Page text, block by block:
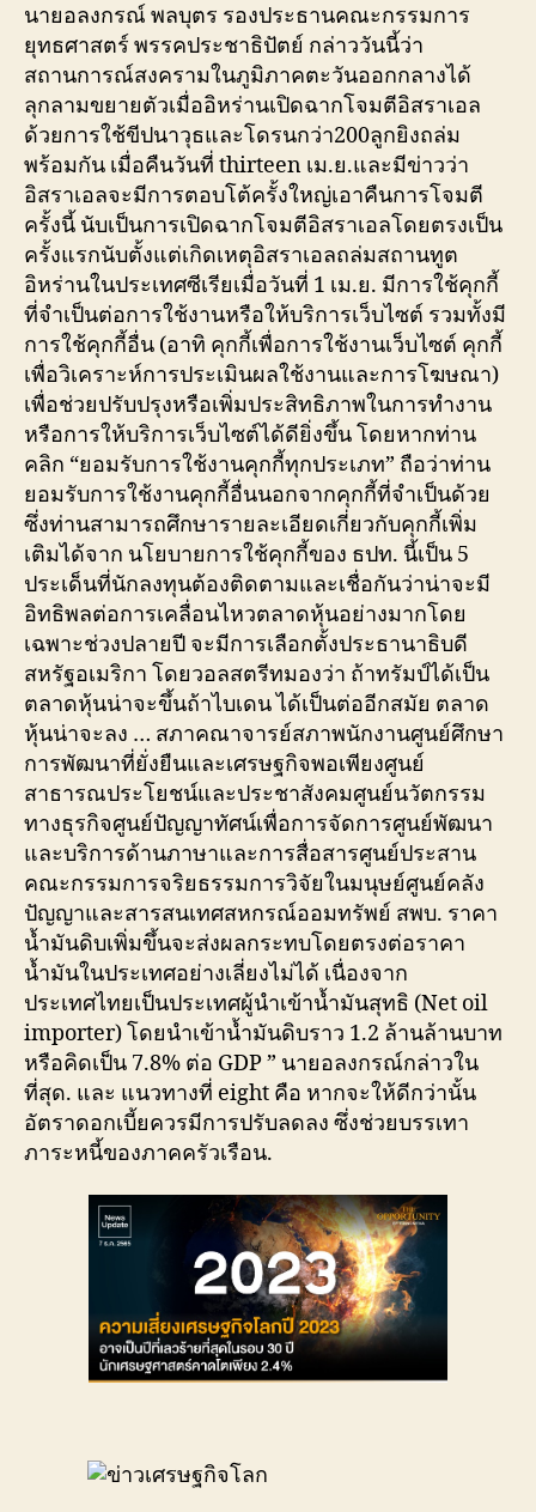
นายอลงกรณ์ พลบุตร รองประธานคณะกรรมการ
ยุทธศาสตร์ พรรคประชาธิปัตย์ กล่าววันนี้ว่า
สถานการณ์สงครามในภูมิภาคตะวันออกกลางได้
ลุกลามขยายตัวเมื่ออิหร่านเปิดฉากโจมตีอิสราเอล
ด้วยการใช้ขีปนาวุธและโดรนกว่า200ลูกยิงถล่ม
พร้อมกัน เมื่อคืนวันที่ thirteen เม.ย.และมีข่าวว่า
อิสราเอลจะมีการตอบโต้ครั้งใหญ่เอาคืนการโจมตี
ครั้งนี้ นับเป็นการเปิดฉากโจมตีอิสราเอลโดยตรงเป็น
ครั้งแรกนับตั้งแต่เกิดเหตุอิสราเอลถล่มสถานทูต
อิหร่านในประเทศซีเรียเมื่อวันที่ 1 เม.ย. มีการใช้คุกกี้
ที่จำเป็นต่อการใช้งานหรือให้บริการเว็บไซต์ รวมทั้งมี
การใช้คุกกี้อื่น (อาทิ คุกกี้เพื่อการใช้งานเว็บไซต์ คุกกี้
เพื่อวิเคราะห์การประเมินผลใช้งานและการโฆษณา)
เพื่อช่วยปรับปรุงหรือเพิ่มประสิทธิภาพในการทำงาน
หรือการให้บริการเว็บไซต์ได้ดียิ่งขึ้น โดยหากท่าน
คลิก “ยอมรับการใช้งานคุกกี้ทุกประเภท” ถือว่าท่าน
ยอมรับการใช้งานคุกกี้อื่นนอกจากคุกกี้ที่จำเป็นด้วย
ซึ่งท่านสามารถศึกษารายละเอียดเกี่ยวกับคุกกี้เพิ่ม
เติมได้จาก นโยบายการใช้คุกกี้ของ ธปท. นี้เป็น 5
ประเด็นที่นักลงทุนต้องติดตามและเชื่อกันว่าน่าจะมี
อิทธิพลต่อการเคลื่อนไหวตลาดหุ้นอย่างมากโดย
เฉพาะช่วงปลายปี จะมีการเลือกตั้งประธานาธิบดี
สหรัฐอเมริกา โดยวอลสตรีทมองว่า ถ้าทรัมป์ได้เป็น
ตลาดหุ้นน่าจะขึ้นถ้าไบเดน ได้เป็นต่ออีกสมัย ตลาด
หุ้นน่าจะลง … สภาคณาจารย์สภาพนักงานศูนย์ศึกษา
การพัฒนาที่ยั่งยืนและเศรษฐกิจพอเพียงศูนย์
สาธารณประโยชน์และประชาสังคมศูนย์นวัตกรรม
ทางธุรกิจศูนย์ปัญญาทัศน์เพื่อการจัดการศูนย์พัฒนา
และบริการด้านภาษาและการสื่อสารศูนย์ประสาน
คณะกรรมการจริยธรรมการวิจัยในมนุษย์ศูนย์คลัง
ปัญญาและสารสนเทศสหกรณ์ออมทรัพย์ สพบ. ราคา
น้ำมันดิบเพิ่มขึ้นจะส่งผลกระทบโดยตรงต่อราคา
น้ำมันในประเทศอย่างเลี่ยงไม่ได้ เนื่องจาก
ประเทศไทยเป็นประเทศผู้นำเข้าน้ำมันสุทธิ (Net oil
importer) โดยนำเข้าน้ำมันดิบราว 1.2 ล้านล้านบาท
หรือคิดเป็น 7.8% ต่อ GDP ” นายอลงกรณ์กล่าวใน
ที่สุด. และ แนวทางที่ eight คือ หากจะให้ดีกว่านั้น
อัตราดอกเบี้ยควรมีการปรับลดลง ซึ่งช่วยบรรเทา
ภาระหนี้ของภาคครัวเรือน.